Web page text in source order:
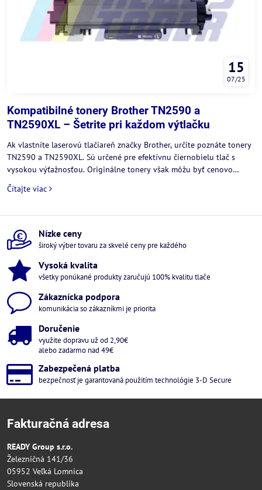
15
07/25
Kompatibilné tonery Brother TN2590 a
TN2590XL – Šetrite pri každom výtlačku
Ak vlastníte laserovú tlačiareň značky Brother, určite poznáte tonery
TN2590 a TN2590XL. Sú určené pre efektívnu čiernobielu tlač s
vysokou výťažnosťou. Originálne tonery však môžu byť cenovo
náročné. Práve preto sú kompatibilné tonery Brother TN2590 a
TN2590XL z nášho e-shopu readytoner.sk ideálnym riešením pre
Čítajte viac
Nízke ceny
široký výber tovaru za skvelé ceny pre každého
Vysoká kvalita
všetky ponúkané produkty zaručujú 100% kvalitu tlače
Zákaznícka podpora
komunikácia so zákazníkmi je priorita
Doručenie
využite dopravu už od 2,90€
alebo zadarmo nad 49€
Zabezpečená platba
bezpečnosť je garantovaná použitím technológie 3-D Secure
Fakturačná adresa
READY Group s.r.o.
Železničná 141/36
05952 Veľká Lomnica
Slovenská republika